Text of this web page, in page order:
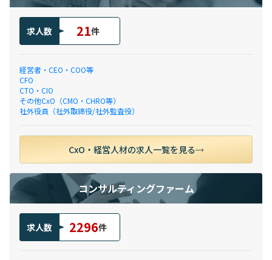
求人数 21件
経営者・CEO・COO等
CFO
CTO・CIO
その他CxO（CMO・CHRO等）
社外役員（社外取締役/社外監査役）
CxO・経営人材の求人一覧を見る
コンサルティングファーム
求人数 2296件